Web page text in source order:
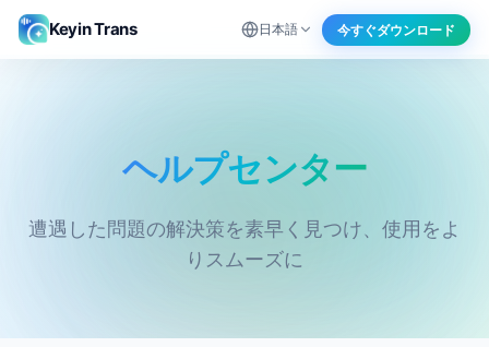
Keyin Trans 日本語 今すぐダウンロード
ヘルプセンター
遭遇した問題の解決策を素早く見つけ、使用をよ
りスムーズに